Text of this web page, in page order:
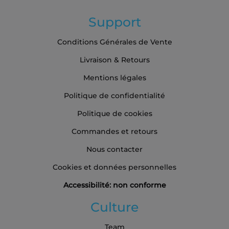
Support
Conditions Générales de Vente
Livraison & Retours
Mentions légales
Politique de confidentialité
Politique de cookies
Commandes et retours
Nous contacter
Cookies et données personnelles
Accessibilité: non conforme
Culture
Team